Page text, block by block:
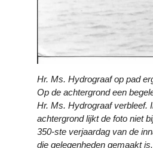
Hr. Ms. Hydrograaf op pad
Op de achtergrond een
Hr. Ms. Hydrograaf verbleef.
achtergrond lijkt de foto niet
350-ste verjaardag van de
die gelegenheden gemaakt is.